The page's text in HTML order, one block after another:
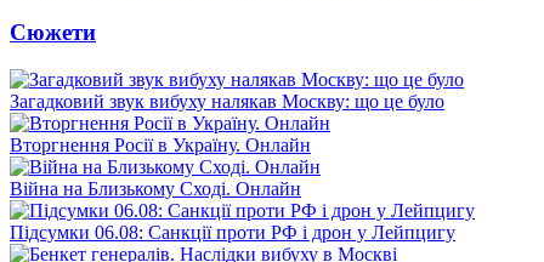
Сюжети
Загадковий звук вибуху налякав Москву: що це було
Вторгнення Росії в Україну. Онлайн
Війна на Близькому Сході. Онлайн
Підсумки 06.08: Санкції проти РФ і дрон у Лейпцигу